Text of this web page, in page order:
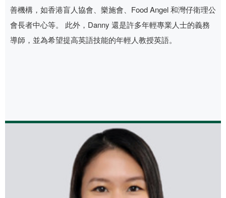
善機構，如香港盲人協會、樂施會、Food Angel 和灣仔衛理公
會長者中心等。 此外，Danny 還是許多年輕專業人士的義務
導師，並為希望提高英語技能的年輕人教授英語。